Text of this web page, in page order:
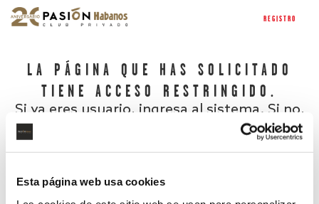
Esta página web usa cookies
REGISTRO
LA PÁGINA QUE HAS SOLICITADO
TIENE ACCESO RESTRINGIDO.
Si ya eres usuario, ingresa al sistema. Si no,